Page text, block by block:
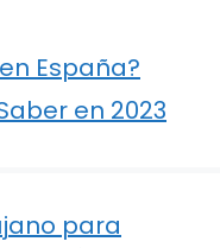
España?
en 2023
para